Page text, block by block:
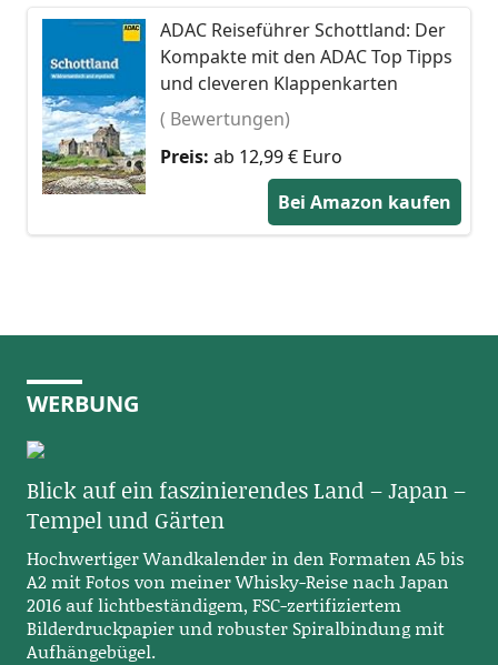
ADAC Reiseführer Schottland: Der
Kompakte mit den ADAC Top Tipps
und cleveren Klappenkarten
( Bewertungen)
Preis: ab 12,99 € Euro
Bei Amazon kaufen
WERBUNG
Blick auf ein faszinierendes Land – Japan –
Tempel und Gärten
Hochwertiger Wandkalender in den Formaten A5 bis
A2 mit Fotos von meiner Whisky-Reise nach Japan
2016 auf lichtbeständigem, FSC-zertifiziertem
Bilderdruckpapier und robuster Spiralbindung mit
Aufhängebügel.